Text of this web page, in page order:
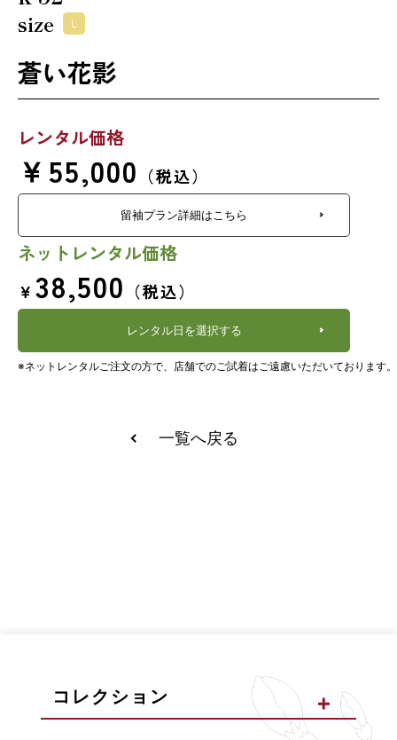
size L
蒼い花影
レンタル価格
￥55,000 （税込）
留袖プラン詳細はこちら
ネットレンタル価格
￥ 38,500 （税込）
レンタル日を選択する
※ネットレンタルご注文の方で、店舗でのご試着はご遠慮いただいております。
一覧へ戻る
コレクション